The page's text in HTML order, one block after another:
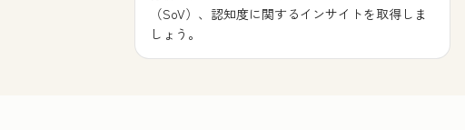
（SoV）、認知度に関するインサイトを取得しま
しょう。